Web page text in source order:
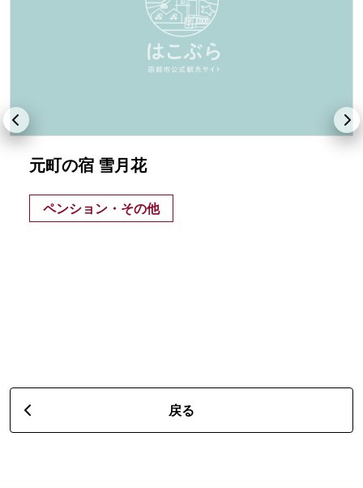
元町の宿 雪月花
ペンション・その他
戻る